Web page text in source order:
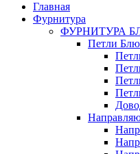
Главная
Фурнитура
ФУРНИТУРА
Петли